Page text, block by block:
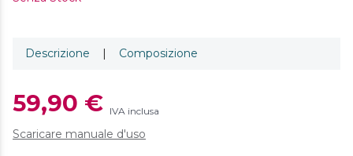
Descrizione | Composizione
59,90 € IVA inclusa
Scaricare manuale d'uso